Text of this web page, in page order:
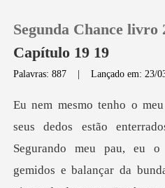
Loja
Segunda Chance livro
Capítulo 19 19
Palavras: 887 |Lançado em: 23/
Segurando meu pau, eu
gemidos e balançar da bu